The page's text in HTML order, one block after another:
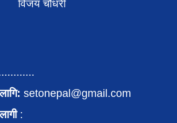
विजय चौधरी
setonepal@gmail.com
: